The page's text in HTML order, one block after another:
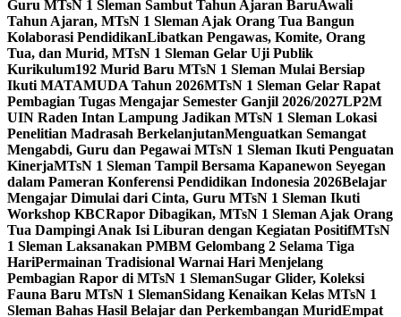
Guru MTsN 1 Sleman Sambut Tahun Ajaran BaruAwali
Tahun Ajaran, MTsN 1 Sleman Ajak Orang Tua Bangun
Kolaborasi PendidikanLibatkan Pengawas, Komite, Orang
Tua, dan Murid, MTsN 1 Sleman Gelar Uji Publik
Kurikulum192 Murid Baru MTsN 1 Sleman Mulai Bersiap
Ikuti MATAMUDA Tahun 2026MTsN 1 Sleman Gelar Rapat
Pembagian Tugas Mengajar Semester Ganjil 2026/2027LP2M
UIN Raden Intan Lampung Jadikan MTsN 1 Sleman Lokasi
Penelitian Madrasah BerkelanjutanMenguatkan Semangat
Mengabdi, Guru dan Pegawai MTsN 1 Sleman Ikuti Penguatan
KinerjaMTsN 1 Sleman Tampil Bersama Kapanewon Seyegan
dalam Pameran Konferensi Pendidikan Indonesia 2026Belajar
Mengajar Dimulai dari Cinta, Guru MTsN 1 Sleman Ikuti
Workshop KBCRapor Dibagikan, MTsN 1 Sleman Ajak Orang
Tua Dampingi Anak Isi Liburan dengan Kegiatan PositifMTsN
1 Sleman Laksanakan PMBM Gelombang 2 Selama Tiga
HariPermainan Tradisional Warnai Hari Menjelang
Pembagian Rapor di MTsN 1 SlemanSugar Glider, Koleksi
Fauna Baru MTsN 1 SlemanSidang Kenaikan Kelas MTsN 1
Sleman Bahas Hasil Belajar dan Perkembangan MuridEmpat